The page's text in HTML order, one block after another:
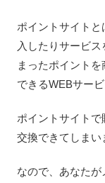
ポイントサイト
入したりサービ
まったポイント
できるWEBサービ
ポイントサイト
交換できてしまい
なので、あなた